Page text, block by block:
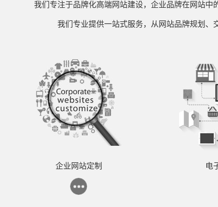
我们专注于品牌化高端网站建设，企业品牌在网站
我们专业提供一站式服务，从网站品牌规划
企业网站定制 电